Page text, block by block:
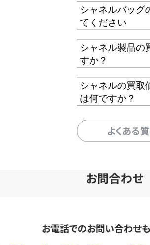
シャネルバッグ
てください
シャネル製品の
すか？
シャネルの買取
は何ですか？
よくある
お問合わせ
お電話でのお問い合わせ